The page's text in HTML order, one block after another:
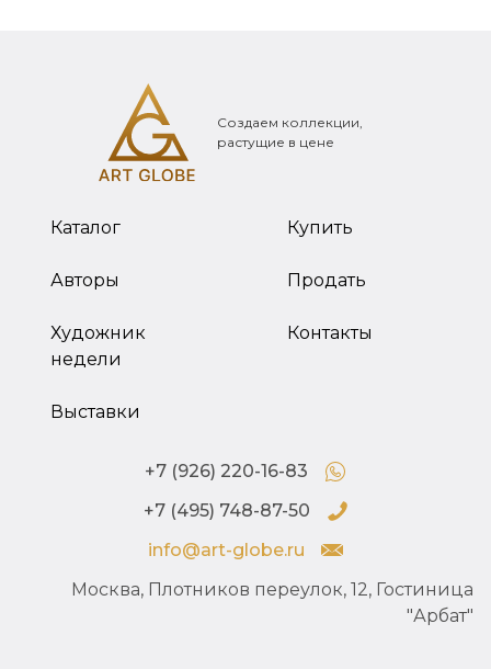
Создаем коллекции,
растущие в цене
Каталог
Авторы
Художник
недели
Выставки
Купить
Продать
Контакты
+7 (926) 220-16-83
+7 (495) 748-87-50
info@art-globe.ru
Москва, Плотников переулок, 12, Гостиница
"Арбат"